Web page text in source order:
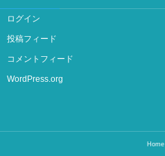
ログイン
投稿フィード
コメントフィード
WordPress.org
Home